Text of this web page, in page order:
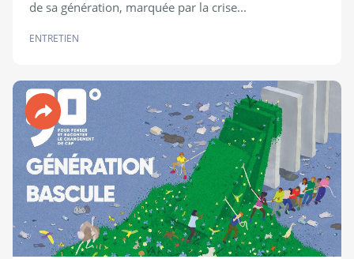
de sa génération, marquée par la crise...
ENTRETIEN
Revue 90°